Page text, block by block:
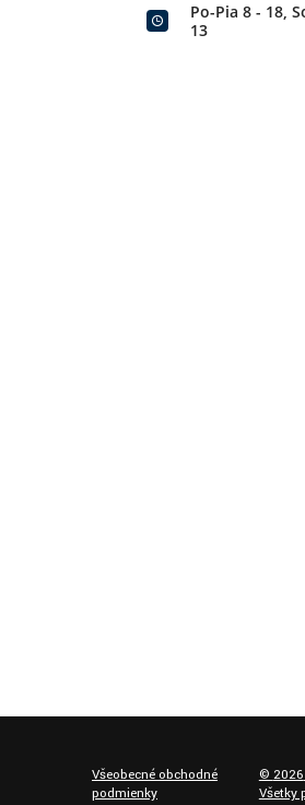
Po-Pia 8 - 18,
13
Všeobecné obchodné
podmienky
© 2026
Všetky